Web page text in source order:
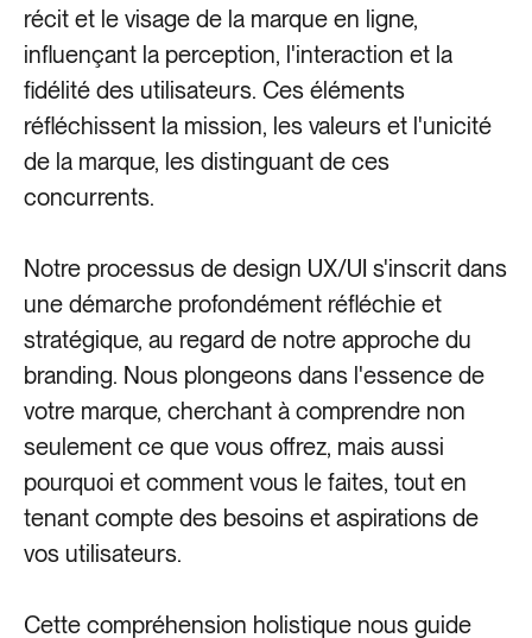
Les Terrasses du Port
récit et le visage de la marque en ligne,
influençant la perception, l'interaction et la
fidélité des utilisateurs. Ces éléments
réfléchissent la mission, les valeurs et l'unicité
de la marque, les distinguant de ces
concurrents.
Notre processus de design UX/UI s'inscrit dans
une démarche profondément réfléchie et
stratégique, au regard de notre approche du
branding. Nous plongeons dans l'essence de
votre marque, cherchant à comprendre non
seulement ce que vous offrez, mais aussi
pourquoi et comment vous le faites, tout en
tenant compte des besoins et aspirations de
vos utilisateurs.
Cette compréhension holistique nous guide